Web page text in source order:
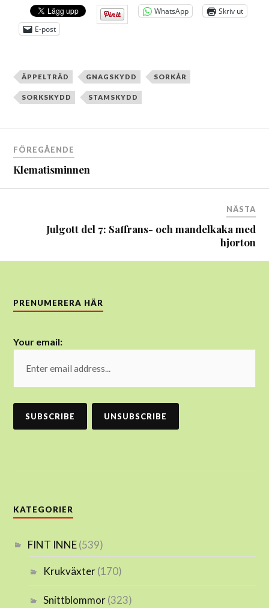
WhatsApp
Skriv ut
E-post
ÄPPELTRÄD GNAGSKYDD SORKÅR
SORKSKYDD STAMSKYDD
Inläggsnavigering
FÖREGÅENDE
Klematisminnen
NÄSTA
Julgott del 7: Saffrans- och mandelkaka med
hjorton
PRENUMERERA HÄR
Your email:
KATEGORIER
FINT INNE(539)
Krukväxter(170)
Snittblommor(323)